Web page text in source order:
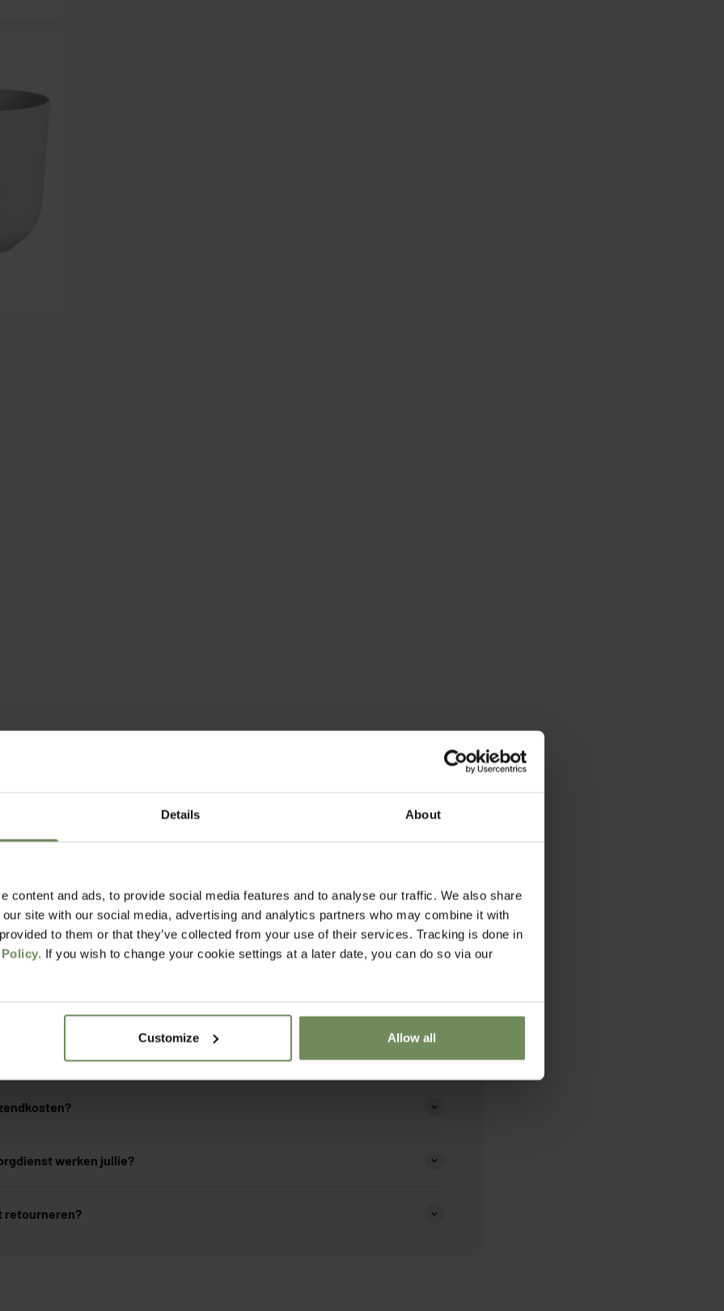
Details About
content and ads, to provide social media features and to analyse our traffic. We also share
site with our social media, advertising and analytics partners who may combine it with
to them or that they’ve collected from your use of their services. Tracking is done in
If you wish to change your cookie settings at a later date, you can do so via our
Customize Allow all
FAQ
Verzenden & Retourneren
werken jullie?
retourneren?